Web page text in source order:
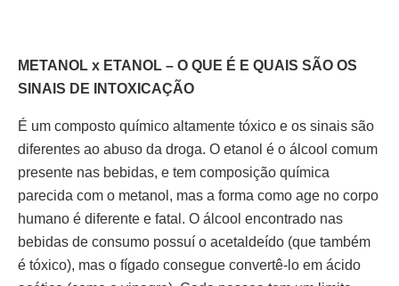
METANOL x ETANOL – O QUE É E QUAIS SÃO OS
SINAIS DE INTOXICAÇÃO
É um composto químico altamente tóxico e os sinais são
diferentes ao abuso da droga. O etanol é o álcool comum
presente nas bebidas, e tem composição química
parecida com o metanol, mas a forma como age no corpo
humano é diferente e fatal. O álcool encontrado nas
bebidas de consumo possuí o acetaldeído (que também
é tóxico), mas o fígado consegue convertê-lo em ácido